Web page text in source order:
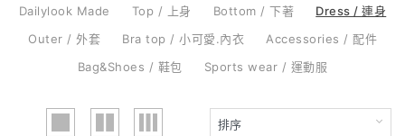
Dailylook Made Top / 上身 Bottom / 下著
Dress / 連身
Outer / 外套
Bra top / 小可愛.內衣
Accessories / 配件
Bag&Shoes / 鞋包
Sports wear / 運動服